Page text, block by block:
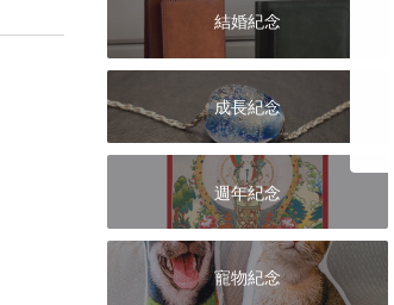
結婚紀念
成長紀念
週年紀念
寵物紀念